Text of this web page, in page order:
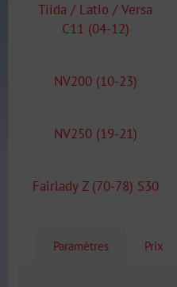
Tiida / Latio / Versa
C11 (04-12)
NV200 (10-23)
NV250 (19-21)
Fairlady Z (70-78) S30
Paramètres Prix